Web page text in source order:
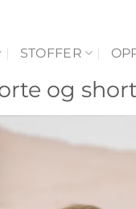
STOFFER
og